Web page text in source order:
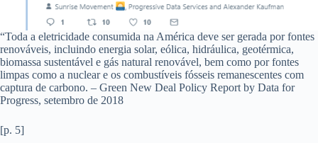
“Toda a eletricidade consumida na América deve ser gerada por fontes
renováveis, incluindo energia solar, eólica, hidráulica, geotérmica,
biomassa sustentável e gás natural renovável, bem como por fontes
limpas como a nuclear e os combustíveis fósseis remanescentes com
captura de carbono. – Green New Deal Policy Report by Data for
Progress, setembro de 2018
[p. 5]